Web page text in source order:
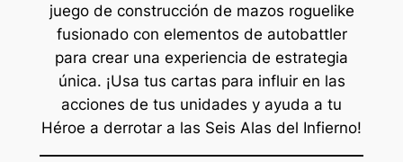
juego de construcción de mazos roguelike
fusionado con elementos de autobattler
para crear una experiencia de estrategia
única. ¡Usa tus cartas para influir en las
acciones de tus unidades y ayuda a tu
Héroe a derrotar a las Seis Alas del Infierno!